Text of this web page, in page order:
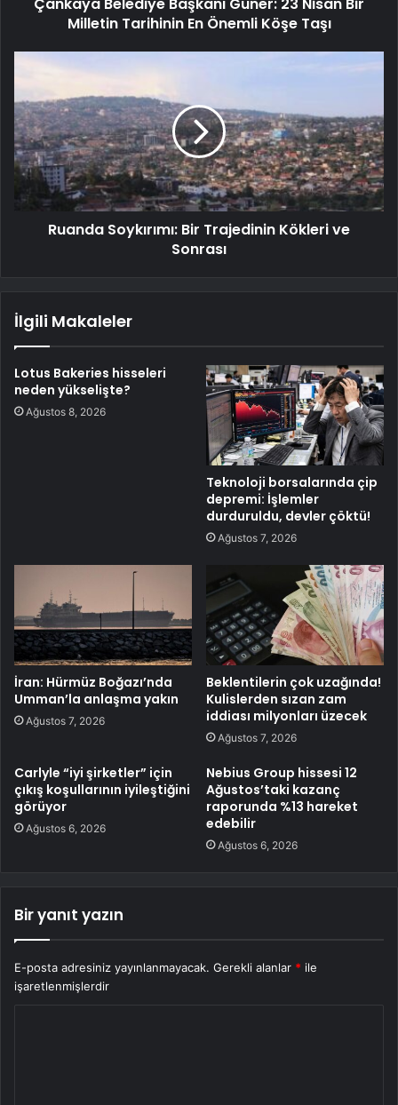
Çankaya Belediye Başkanı Güner: 23 Nisan Bir
Milletin Tarihinin En Önemli Köşe Taşı
Ruanda Soykırımı: Bir Trajedinin Kökleri ve
Sonrası
İlgili Makaleler
Lotus Bakeries hisseleri
neden yükselişte?
Ağustos 8, 2026
Teknoloji borsalarında çip
depremi: İşlemler
durduruldu, devler çöktü!
Ağustos 7, 2026
İran: Hürmüz Boğazı’nda
Umman’la anlaşma yakın
Ağustos 7, 2026
Beklentilerin çok uzağında!
Kulislerden sızan zam
iddiası milyonları üzecek
Ağustos 7, 2026
Carlyle “iyi şirketler” için
çıkış koşullarının iyileştiğini
görüyor
Ağustos 6, 2026
Nebius Group hissesi 12
Ağustos’taki kazanç
raporunda %13 hareket
edebilir
Ağustos 6, 2026
Bir yanıt yazın
E-posta adresiniz yayınlanmayacak. Gerekli alanlar * ile
işaretlenmişlerdir